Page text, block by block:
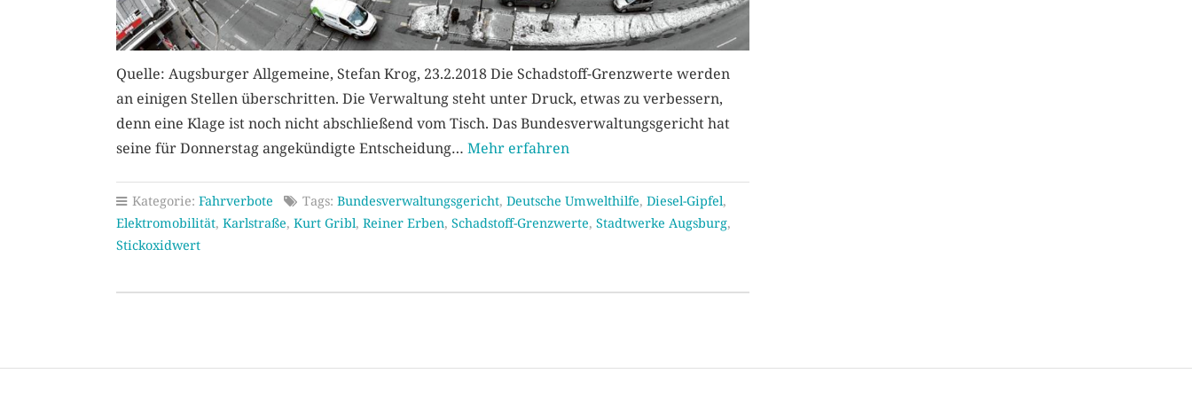
Quelle: Augsburger Allgemeine, Stefan Krog, 23.2.2018 Die Schadstoff-Grenzwerte werden
an einigen Stellen überschritten. Die Verwaltung steht unter Druck, etwas zu verbessern,
denn eine Klage ist noch nicht abschließend vom Tisch. Das Bundesverwaltungsgericht hat
seine für Donnerstag angekündigte Entscheidung… Mehr erfahren
Kategorie: Fahrverbote Tags: Bundesverwaltungsgericht, Deutsche Umwelthilfe, Diesel-Gipfel,
Elektromobilität, Karlstraße, Kurt Gribl, Reiner Erben, Schadstoff-Grenzwerte, Stadtwerke Augsburg,
Stickoxidwert